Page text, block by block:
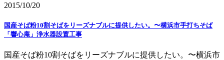
2015/10/20
国産そば粉10割そばをリーズナブルに提供したい。〜横浜市手打ちそば
「響心庵」浄水器設置工事
国産そば粉10割そばをリーズナブルに提供したい。〜横浜市